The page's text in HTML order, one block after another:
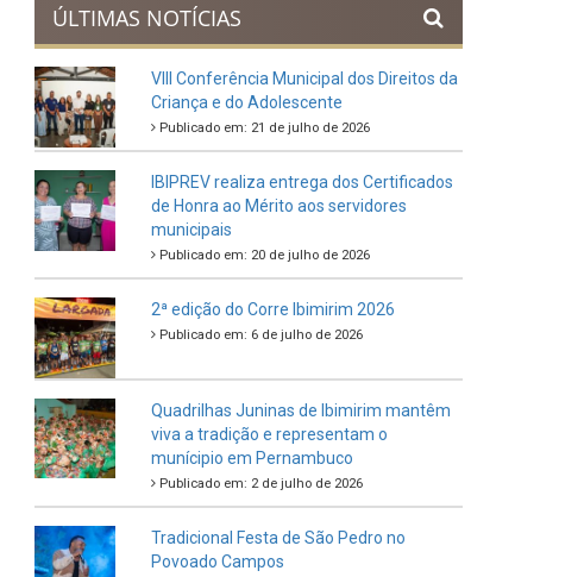
ÚLTIMAS NOTÍCIAS
VIII Conferência Municipal dos Direitos da
Criança e do Adolescente
Publicado em: 21 de julho de 2026
IBIPREV realiza entrega dos Certificados
de Honra ao Mérito aos servidores
municipais
Publicado em: 20 de julho de 2026
2ª edição do Corre Ibimirim 2026
Publicado em: 6 de julho de 2026
Quadrilhas Juninas de Ibimirim mantêm
viva a tradição e representam o
munícipio em Pernambuco
Publicado em: 2 de julho de 2026
Tradicional Festa de São Pedro no
Povoado Campos